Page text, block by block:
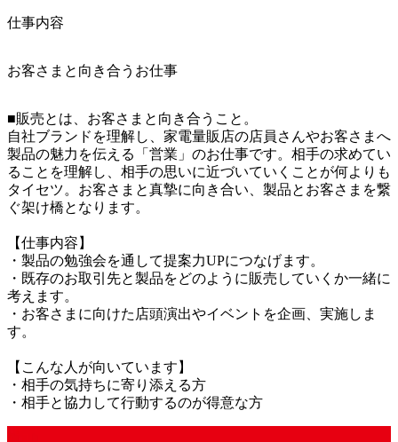
仕事内容
お客さまと向き合うお仕事
■販売とは、お客さまと向き合うこと。
自社ブランドを理解し、家電量販店の店員さんやお客さまへ
製品の魅力を伝える「営業」のお仕事です。相手の求めてい
ることを理解し、相手の思いに近づいていくことが何よりも
タイセツ。お客さまと真摯に向き合い、製品とお客さまを繋
ぐ架け橋となります。
【仕事内容】
・製品の勉強会を通して提案力UPにつなげます。
・既存のお取引先と製品をどのように販売していくか一緒に
考えます。
・お客さまに向けた店頭演出やイベントを企画、実施しま
す。
【こんな人が向いています】
・相手の気持ちに寄り添える方
・相手と協力して行動するのが得意な方